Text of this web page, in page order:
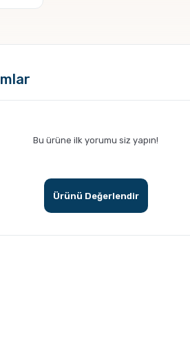
Bu ürüne ilk yorumu siz yapın!
Ürünü Değerlendir